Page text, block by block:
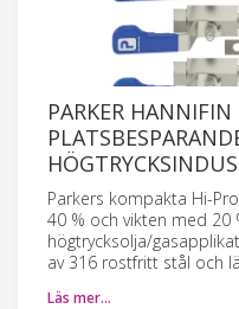
PARKER
Parkers kompakta Hi-
40 % och vikten med 20
högtrycksolja/
av 316 rostfritt stål och
Läs mer…